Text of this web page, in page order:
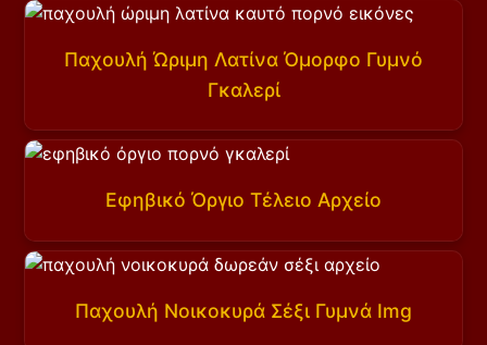
Παχουλή Ώριμη Λατίνα Όμορφο Γυμνό
Γκαλερί
Εφηβικό Όργιο Τέλειο Αρχείο
Παχουλή Νοικοκυρά Σέξι Γυμνά Img